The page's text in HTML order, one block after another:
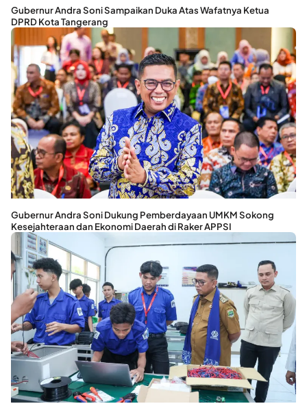
Gubernur Andra Soni Sampaikan Duka Atas Wafatnya Ketua
DPRD Kota Tangerang
Gubernur Andra Soni Dukung Pemberdayaan UMKM Sokong
Kesejahteraan dan Ekonomi Daerah di Raker APPSI